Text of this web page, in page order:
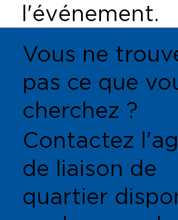
l'événement.
Vous ne
pas ce que
cherchez ?
Contactez
de liaison de
quartier